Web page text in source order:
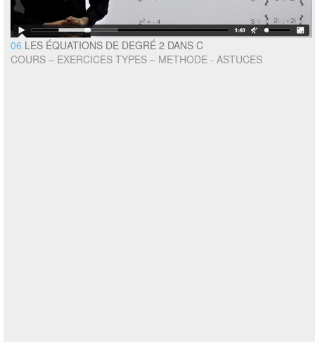
06 LES ÉQUATIONS DE DEGRÉ 2 DANS C
COURS – EXERCICES TYPES – METHODE - ASTUCES